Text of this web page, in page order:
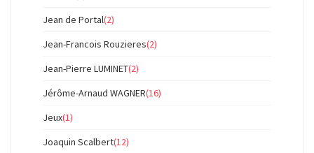
Jean de Portal(2)
Jean-Francois Rouzieres(2)
Jean-Pierre LUMINET(2)
Jérôme-Arnaud WAGNER(16)
Jeux(1)
Joaquin Scalbert(12)